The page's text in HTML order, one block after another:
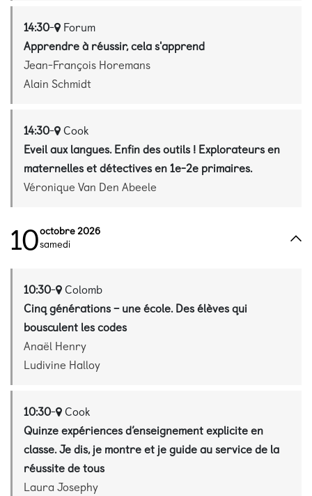
14:30- Forum
Apprendre à réussir, cela s'apprend
Jean-François Horemans
Alain Schmidt
14:30- Cook
Eveil aux langues. Enfin des outils ! Explorateurs en
maternelles et détectives en 1e-2e primaires.
Véronique Van Den Abeele
10octobre 2026
samedi
10:30- Colomb
Cinq générations – une école. Des élèves qui
bousculent les codes
Anaël Henry
Ludivine Halloy
10:30- Cook
Quinze expériences d’enseignement explicite en
classe. Je dis, je montre et je guide au service de la
réussite de tous
Laura Josephy